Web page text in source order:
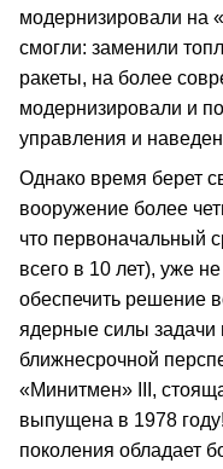
модернизировали на
смогли: заменили
ракеты, на более
модернизировали и
управления и
Однако время берет
вооружение более
что первоначальный
всего в 10 лет), уже
обеспечить решение
ядерные силы задачи
ближнесрочной
«Минитмен» III,
выпущена в 1978
поколения обладает